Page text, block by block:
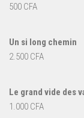
500 CFA
Un si long chemin
2.500 CFA
Le grand vide des
1.000 CFA